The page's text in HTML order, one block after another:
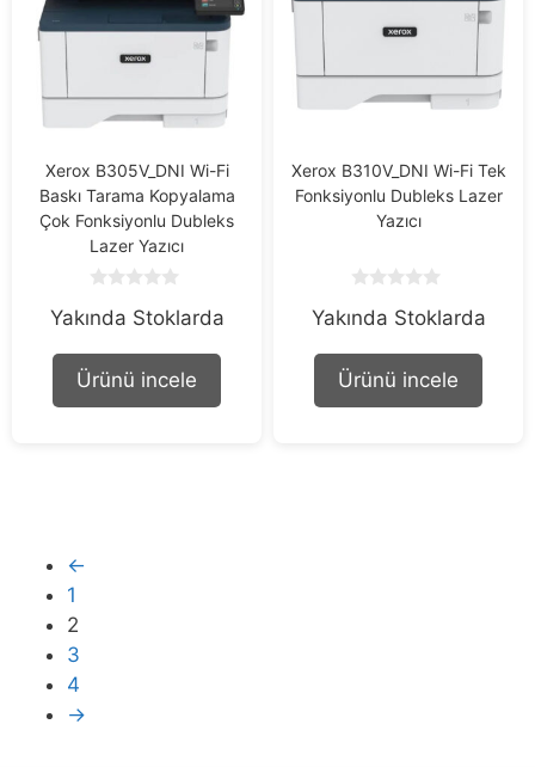
Xerox B305V_DNI Wi-Fi
Baskı Tarama Kopyalama
Çok Fonksiyonlu Dubleks
Lazer Yazıcı
o
t
f
Yakında Stoklarda
Ürünü incele
Xerox B310V_DNI Wi-Fi Tek
Fonksiyonlu Dubleks Lazer
Yazıcı
o
t
f
Yakında Stoklarda
Ürünü incele
←
1
2
3
4
→